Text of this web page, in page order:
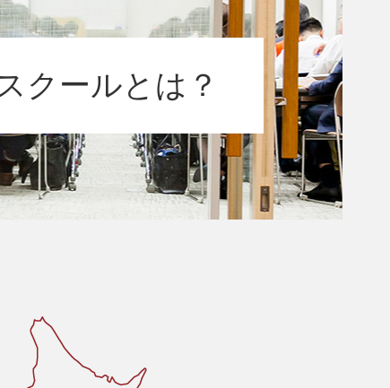
クールとは？